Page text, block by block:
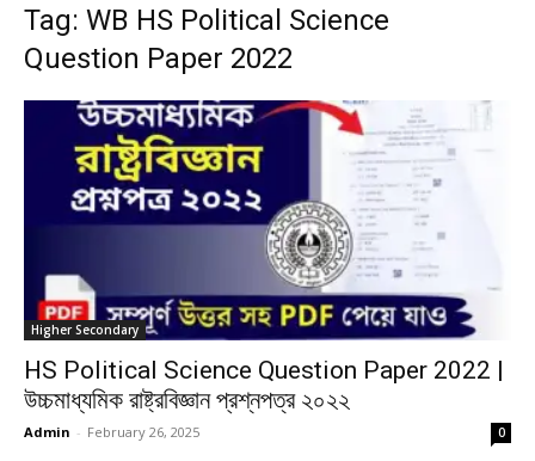
Tag: WB HS Political Science
Question Paper 2022
Higher Secondary
HS Political Science Question Paper 2022 |
উচ্চমাধ্যমিক রাষ্ট্রবিজ্ঞান প্রশ্নপত্র ২০২২
Admin - February 26, 2025 0